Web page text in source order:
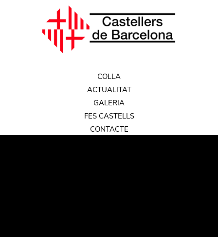
COLLA
ACTUALITAT
GALERIA
FES CASTELLS
CONTACTE